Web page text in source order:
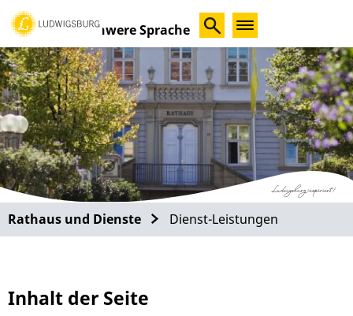
Schwere Sprache
Rathaus und Dienste Dienst-Leistungen
Inhalt der Seite